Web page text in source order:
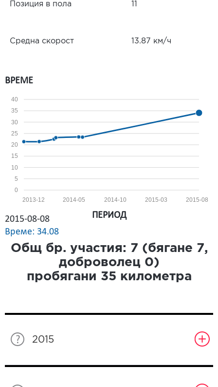
Позиция в пола
Средна скорост 13.87 км/ч
ВРЕМЕ
0
5
10
15
20
25
30
35
40
2015-08
2015-03
2014-10
2014-05
2013-12
2015-08-08
Време: 34.08
ПЕРИОД
Общ бр. участия: 7 (бягане 7,
доброволец 0)
пробягани 35 километра
2015